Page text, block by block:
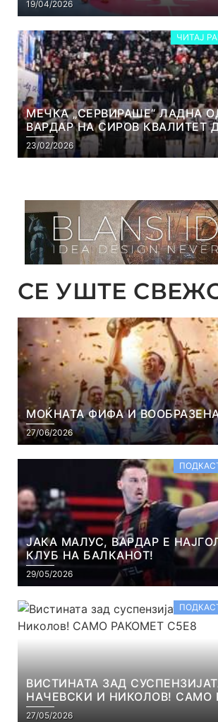
19/04/2026
ЧИТАЈ
МЕЧКА „СЕРВИРАШЕ“ ЛАДНА
ВАРДАР НА СИРОВ КВАЛИТЕТ
ВО АВТОКОМАНДА
23/02/2026
СЕ УШТЕ
МОЌНАТА ФИФА И
27/06/2026
ЈАКА МАЛУС, ВАРДАР Е
КЛУБ НА БАЛКАНОТ!
29/05/2026
ВИСТИНАТА ЗАД
НАЧЕВСКИ И НИКОЛОВ! САМО
С5Е8
27/05/2026